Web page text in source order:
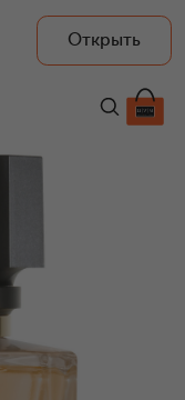
Открыть
39 900 ₽